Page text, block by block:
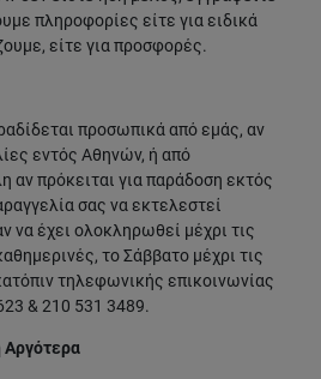
πληροφορίες είτε για ειδικά
είτε για προσφορές.
προσωπικά από εμάς, αν
εντός Αθηνών, ή από
αν πρόκειται για παράδοση εκτός
σας να εκτελεστεί
να έχει ολοκληρωθεί μέχρι τις
το Σάββατο μέχρι τις
τηλεφωνικής επικοινωνίας
& 210 531 3489.